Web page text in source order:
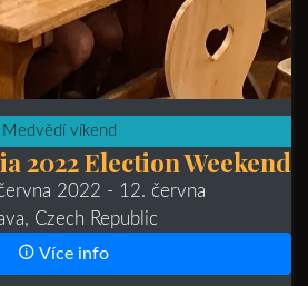
Medvědí víkend
2022 Election Weekend
2022 - 12. června
Czech Republic
Více info